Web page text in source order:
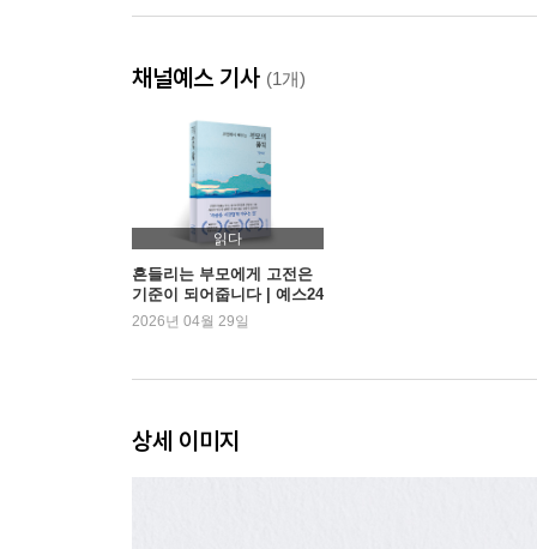
10장 | 인성과 사회성을 좌우하는 첫 교실
11장 | 생각하는 힘을 가진 아이는 세상을 들어올린
12장 | ‘왜?’에 담긴 호기심
13장 | 경계 설정으로 조절력 길러주기
14장 | 백지에 무엇을 채울까
15장 | 13가지 덕목으로 품성 다듬기
16장 | 아이를 목적 자체로 대하기
17장 | 공감과 도덕의 출발, 가정
18장 | 배움과 독서의 가치
채널예스 기사 (1개)
읽다
흔들리는 부모에게 고전은
기준이 되어줍니다 | 예스24
2026년 04월 29일
상세 이미지